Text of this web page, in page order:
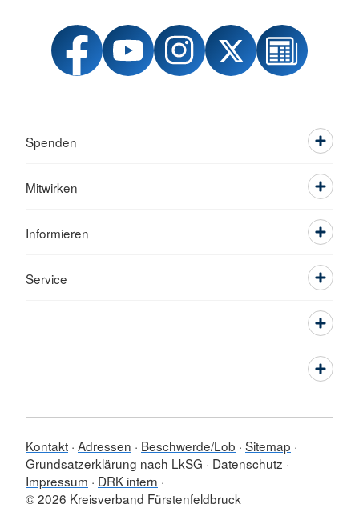
Spenden
Mitwirken
Informieren
Service
Kontakt Adressen Beschwerde/Lob Sitemap
Grundsatzerklärung nach LkSG
Datenschutz
Impressum
DRK intern
© 2026 Kreisverband Fürstenfeldbruck